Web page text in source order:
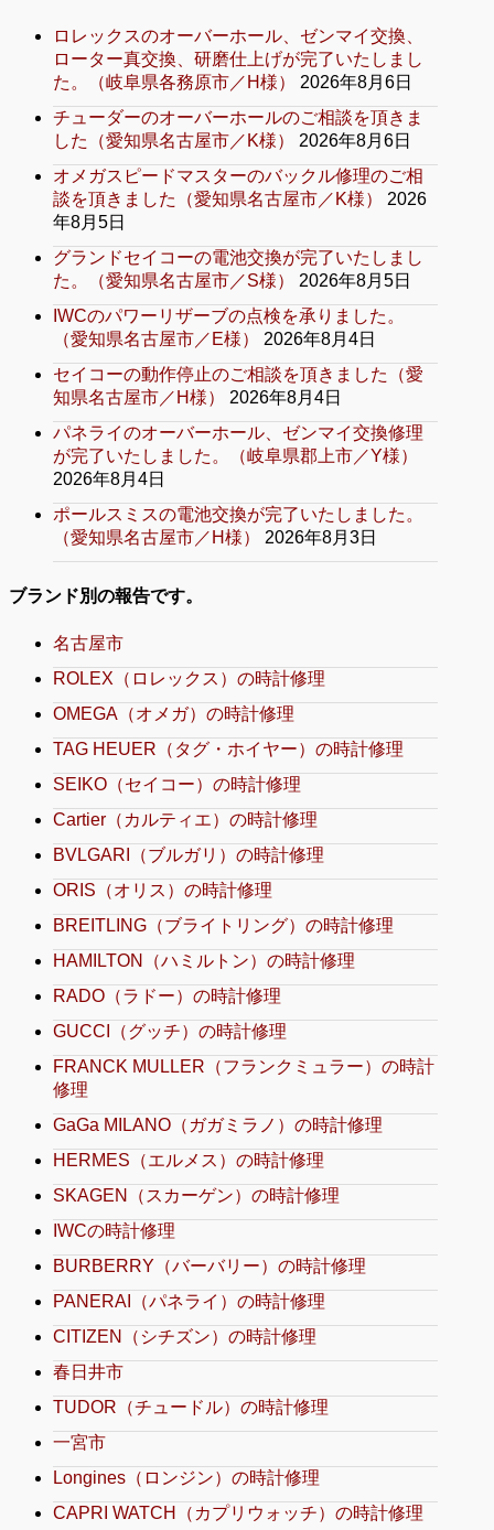
ロレックスのオーバーホール、ゼンマイ交換、
ローター真交換、研磨仕上げが完了いたしまし
た。（岐阜県各務原市／H様）
2026年8月6日
チューダーのオーバーホールのご相談を頂きま
した（愛知県名古屋市／K様）
2026年8月6日
オメガスピードマスターのバックル修理のご相
談を頂きました（愛知県名古屋市／K様）
2026
年8月5日
グランドセイコーの電池交換が完了いたしまし
た。（愛知県名古屋市／S様）
2026年8月5日
IWCのパワーリザーブの点検を承りました。
（愛知県名古屋市／E様）
2026年8月4日
セイコーの動作停止のご相談を頂きました（愛
知県名古屋市／H様）
2026年8月4日
パネライのオーバーホール、ゼンマイ交換修理
が完了いたしました。（岐阜県郡上市／Y様）
2026年8月4日
ポールスミスの電池交換が完了いたしました。
（愛知県名古屋市／H様）
2026年8月3日
ブランド別の報告です。
名古屋市
ROLEX（ロレックス）の時計修理
OMEGA（オメガ）の時計修理
TAG HEUER（タグ・ホイヤー）の時計修理
SEIKO（セイコー）の時計修理
Cartier（カルティエ）の時計修理
BVLGARI（ブルガリ）の時計修理
ORIS（オリス）の時計修理
BREITLING（ブライトリング）の時計修理
HAMILTON（ハミルトン）の時計修理
RADO（ラドー）の時計修理
GUCCI（グッチ）の時計修理
FRANCK MULLER（フランクミュラー）の時計
修理
GaGa MILANO（ガガミラノ）の時計修理
HERMES（エルメス）の時計修理
SKAGEN（スカーゲン）の時計修理
IWCの時計修理
BURBERRY（バーバリー）の時計修理
PANERAI（パネライ）の時計修理
CITIZEN（シチズン）の時計修理
春日井市
TUDOR（チュードル）の時計修理
一宮市
Longines（ロンジン）の時計修理
CAPRI WATCH（カプリウォッチ）の時計修理